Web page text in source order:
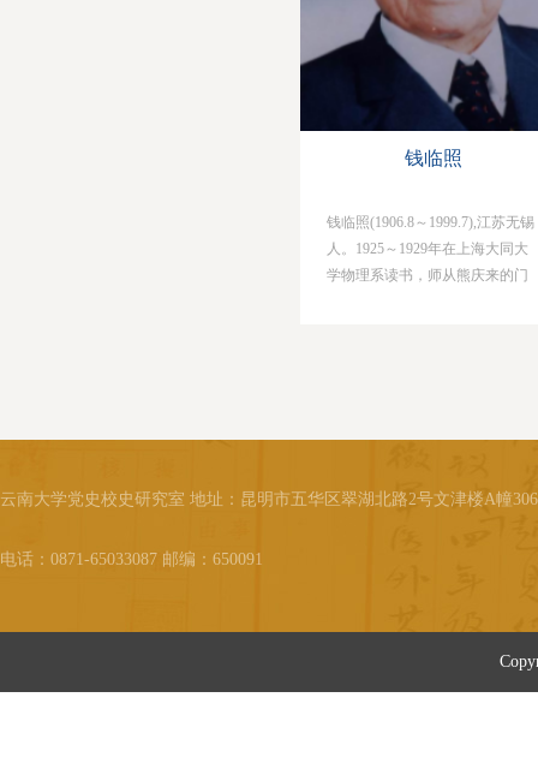
使她从小形成了宁静和富有涵养...
钱临照
钱临照(1906.8～1999.7),江苏无锡
人。1925～1929年在上海大同大
学物理系读书，师从熊庆来的门
成两个研究课题：压力对照相机
云南大学党史校史研究室 地址：昆明市五华区翠湖北路2号文津楼A幢
电话：0871-65033087 邮编：650091